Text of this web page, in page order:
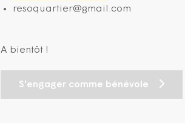
resoquartier@gmail.com
A bientôt !
S'engager comme bénévole